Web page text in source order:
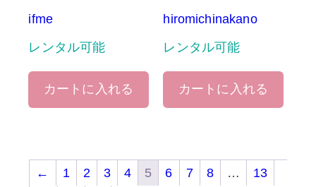
ifme
レンタル可能
カートに入れる
hiromichinakano
レンタル可能
カートに入れる
← 1 2 3 4 5 6 7 8 …
13